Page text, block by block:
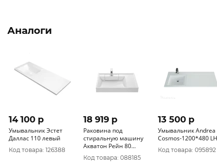
Аналоги
14 100 p
Умывальник Эстет
Даллас 110 левый
Код товара: 126388
18 919 p
Раковина под
стиральную машину
Акватон Рейн 80
1A72113KRW010
Код товара: 088185
13 500 p
Умывальник Andrea
Cosmos-1200*480 LH
Код товара: 095892